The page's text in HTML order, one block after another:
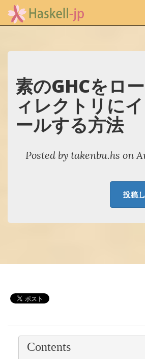
素のGHCをロ
ィレクトリに
ールする方法
Posted by takenbu.hs on
投稿
Contents